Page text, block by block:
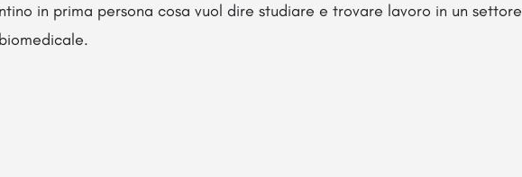
in prima persona cosa vuol dire studiare e trovare lavoro in un settore